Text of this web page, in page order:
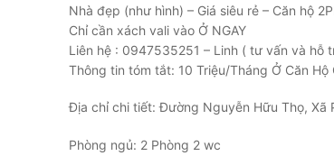
Nhà đẹp (như hình) – Giá siêu rẻ – Căn hộ
Chỉ cần xách vali vào Ở NGAY
Liên hệ : 0947535251 – Linh ( tư vấn và hỗ
Thông tin tóm tắt: 10 Triệu/Tháng Ở Căn Hộ
Địa chỉ chi tiết: Đường Nguyễn Hữu Thọ, Xã
Phòng ngủ: 2 Phòng 2 wc